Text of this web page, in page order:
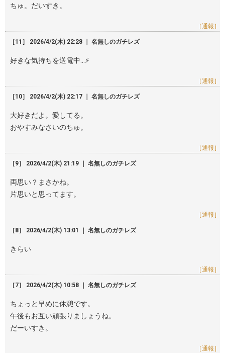
ちゅ。だいすき。
［通報］
［11］ 2026/4/2(木) 22:28 ｜ 名無しのガチレズ
好きな気持ちを送電中…⚡️
［通報］
［10］ 2026/4/2(木) 22:17 ｜ 名無しのガチレズ
大好きだよ。愛してる。
おやすみなさいのちゅ。
［通報］
［9］ 2026/4/2(木) 21:19 ｜ 名無しのガチレズ
両思い？まさかね。
片思いと思ってます。
［通報］
［8］ 2026/4/2(木) 13:01 ｜ 名無しのガチレズ
きらい
［通報］
［7］ 2026/4/2(木) 10:58 ｜ 名無しのガチレズ
ちょっと早めに休憩です。
午後もお互い頑張りましょうね。
だーいすき。
［通報］